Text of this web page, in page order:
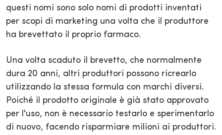
questi nomi sono solo nomi di prodotti inventati
per scopi di marketing una volta che il produttore
ha brevettato il proprio farmaco.
Una volta scaduto il brevetto, che normalmente
dura 20 anni, altri produttori possono ricrearlo
utilizzando la stessa formula con marchi diversi.
Poiché il prodotto originale è già stato approvato
per l'uso, non è necessario testarlo e sperimentarlo
di nuovo, facendo risparmiare milioni ai produttori.